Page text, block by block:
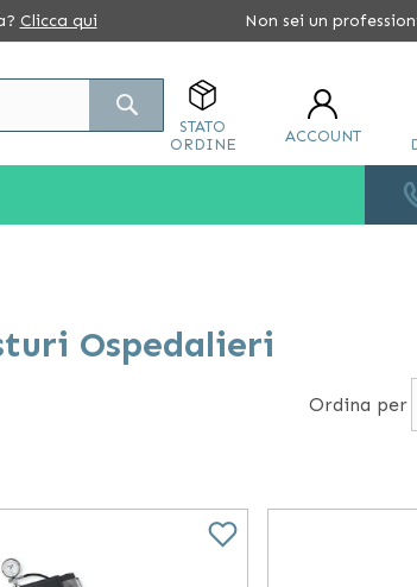
Clicca qui Non sei un
STATO
ORDINE
ACCOUNT
Ospedalieri
Ordina per